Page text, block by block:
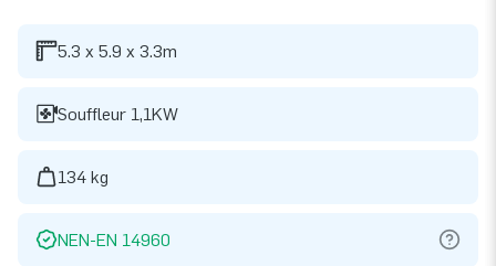
5.3 x 5.9 x 3.3m
Souffleur 1,1KW
134 kg
NEN-EN 14960